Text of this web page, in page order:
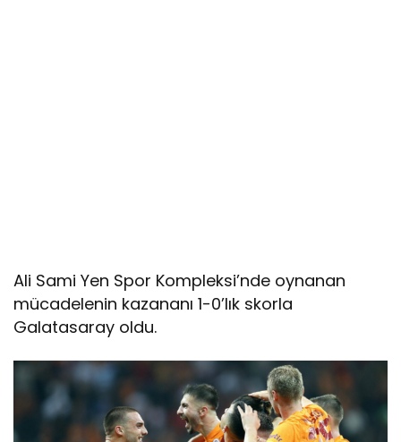
Ali Sami Yen Spor Kompleksi’nde oynanan
mücadelenin kazananı 1-0’lık skorla
Galatasaray oldu.